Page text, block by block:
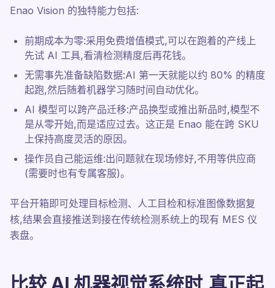
Enao Vision 的独特能力包括:
前期成本为零:采用免费增值模式,可以在跑着的产线上
先试 AI 工具,看清检测精度后再花钱。
无需事先准备缺陷数据:AI 第一天就能以约 80% 的精度
起跑,然后随着机器学习随时间自动优化。
AI 模型可以跨产品迁移:产品换型或推出新品时,模型不
是从零开始,而是适应过去。这正是 Enao 能在跨 SKU
上保持高度灵活的原因。
操作员自己能运维:出问题就在现场修好,不用等供应商
(需要时也有专属客服)。
平台开箱即可处理目标检测、人工目检和标准图像数据复
核,结果会直接推送到接在传统检测系统上的现有 MES 仪
表盘。